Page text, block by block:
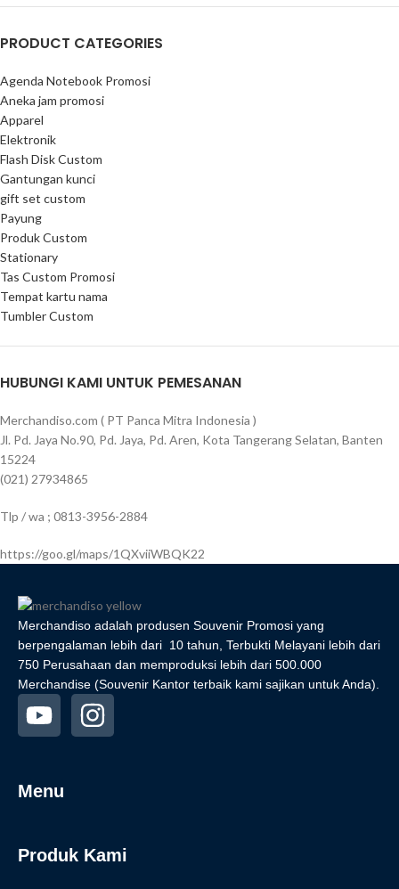
PRODUCT CATEGORIES
Agenda Notebook Promosi
Aneka jam promosi
Apparel
Elektronik
Flash Disk Custom
Gantungan kunci
gift set custom
Payung
Produk Custom
Stationary
Tas Custom Promosi
Tempat kartu nama
Tumbler Custom
HUBUNGI KAMI UNTUK PEMESANAN
Merchandiso.com ( PT Panca Mitra Indonesia )
Jl. Pd. Jaya No.90, Pd. Jaya, Pd. Aren, Kota Tangerang Selatan, Banten
15224
(021) 27934865
Tlp / wa ; 0813-3956-2884
https://goo.gl/maps/1QXviiWBQK22
Merchandiso adalah produsen Souvenir Promosi yang
berpengalaman lebih dari 10 tahun, Terbukti Melayani lebih dari
750 Perusahaan dan memproduksi lebih dari 500.000
Merchandise (Souvenir Kantor terbaik kami sajikan untuk Anda).
Menu
Produk Kami